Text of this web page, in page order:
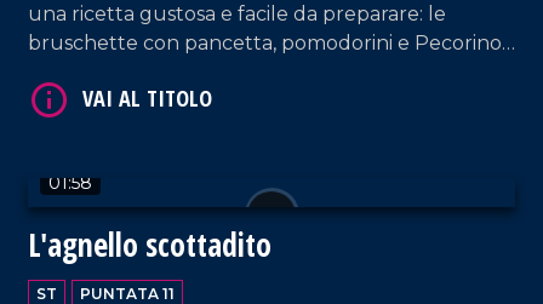
una ricetta gustosa e facile da preparare: le
bruschette con pancetta, pomodorini e Pecorino
01:58
L'agnello scottadito
ST PUNTATA 11
VAI AL TITOLO